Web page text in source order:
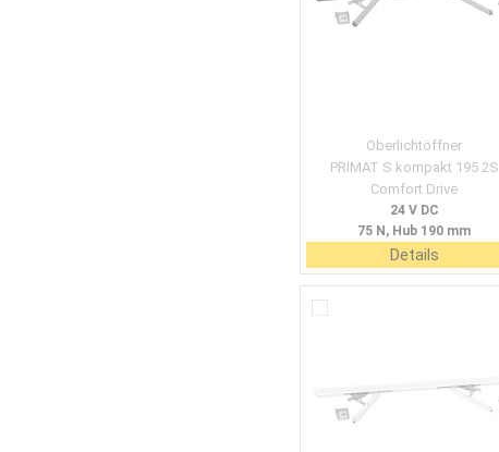
Oberlichtöffner
PRIMAT S kompakt 195 2S
Comfort Drive
24 V DC
75 N, Hub 190 mm
Details